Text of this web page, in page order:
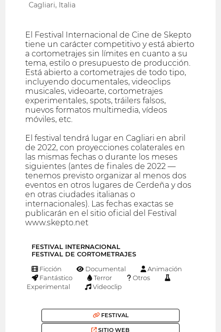
Cagliari, Italia
El Festival Internacional de Cine de Skepto
tiene un carácter competitivo y está abierto
a cortometrajes sin límites en cuanto a su
tema, estilo o presupuesto de producción.
Está abierto a cortometrajes de todo tipo,
incluyendo documentales, videoclips
musicales, videoarte, cortometrajes
experimentales, spots, tráilers falsos,
nuevos formatos multimedia, vídeos
móviles, etc.
El festival tendrá lugar en Cagliari en abril
de 2022, con proyecciones colaterales en
las mismas fechas o durante los meses
siguientes (antes de finales de 2022 —
tenemos previsto organizar al menos dos
eventos en otros lugares de Cerdeña y dos
en otras ciudades italianas o
internacionales). Las fechas exactas se
publicarán en el sitio oficial del Festival
www.skepto.net
FESTIVAL INTERNACIONAL
FESTIVAL DE CORTOMETRAJES
Ficción Documental
Animación
Fantástico
Terror
Otros
Experimental
Videoclip
FESTIVAL
SITIO WEB